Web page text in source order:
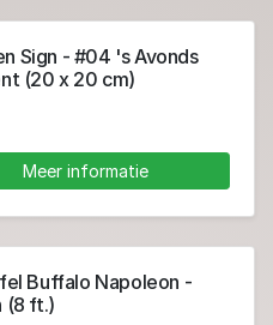
Sign - #04 's Avonds
(20 x 20 cm)
Meer informatie
Buffalo Napoleon -
(8 ft.)